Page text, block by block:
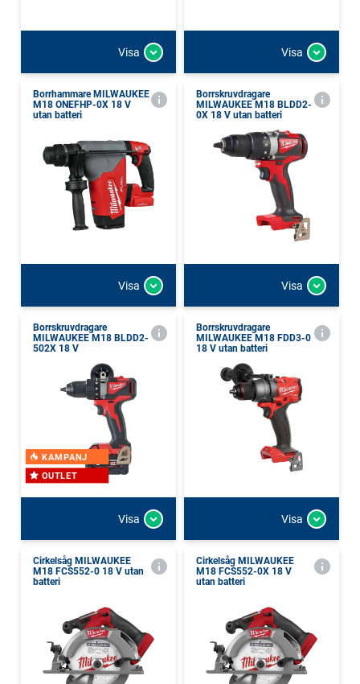
Visa Visa
Borrhammare MILWAUKEE
M18 ONEFHP-0X 18 V
utan batteri
Visa
Borrskruvdragare
MILWAUKEE M18 BLDD2-
0X 18 V utan batteri
Visa
Borrskruvdragare
MILWAUKEE M18 BLDD2-
502X 18 V
KAMPANJ
OUTLET
Visa
Borrskruvdragare
MILWAUKEE M18 FDD3-0
18 V utan batteri
Visa
Cirkelsåg MILWAUKEE
M18 FCS552-0 18 V utan
batteri
Cirkelsåg MILWAUKEE
M18 FCS552-0X 18 V
utan batteri